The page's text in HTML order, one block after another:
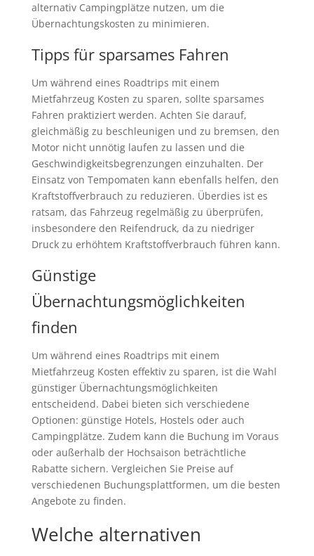
alternativ Campingplätze nutzen, um die
Übernachtungskosten zu minimieren.
Tipps für sparsames Fahren
Um während eines Roadtrips mit einem
Mietfahrzeug Kosten zu sparen, sollte sparsames
Fahren praktiziert werden. Achten Sie darauf,
gleichmäßig zu beschleunigen und zu bremsen, den
Motor nicht unnötig laufen zu lassen und die
Geschwindigkeitsbegrenzungen einzuhalten. Der
Einsatz von Tempomaten kann ebenfalls helfen, den
Kraftstoffverbrauch zu reduzieren. Überdies ist es
ratsam, das Fahrzeug regelmäßig zu überprüfen,
insbesondere den Reifendruck, da zu niedriger
Druck zu erhöhtem Kraftstoffverbrauch führen kann.
Günstige
Übernachtungsmöglichkeiten
finden
Um während eines Roadtrips mit einem
Mietfahrzeug Kosten effektiv zu sparen, ist die Wahl
günstiger Übernachtungsmöglichkeiten
entscheidend. Dabei bieten sich verschiedene
Optionen: günstige Hotels, Hostels oder auch
Campingplätze. Zudem kann die Buchung im Voraus
oder außerhalb der Hochsaison beträchtliche
Rabatte sichern. Vergleichen Sie Preise auf
verschiedenen Buchungsplattformen, um die besten
Angebote zu finden.
Welche alternativen